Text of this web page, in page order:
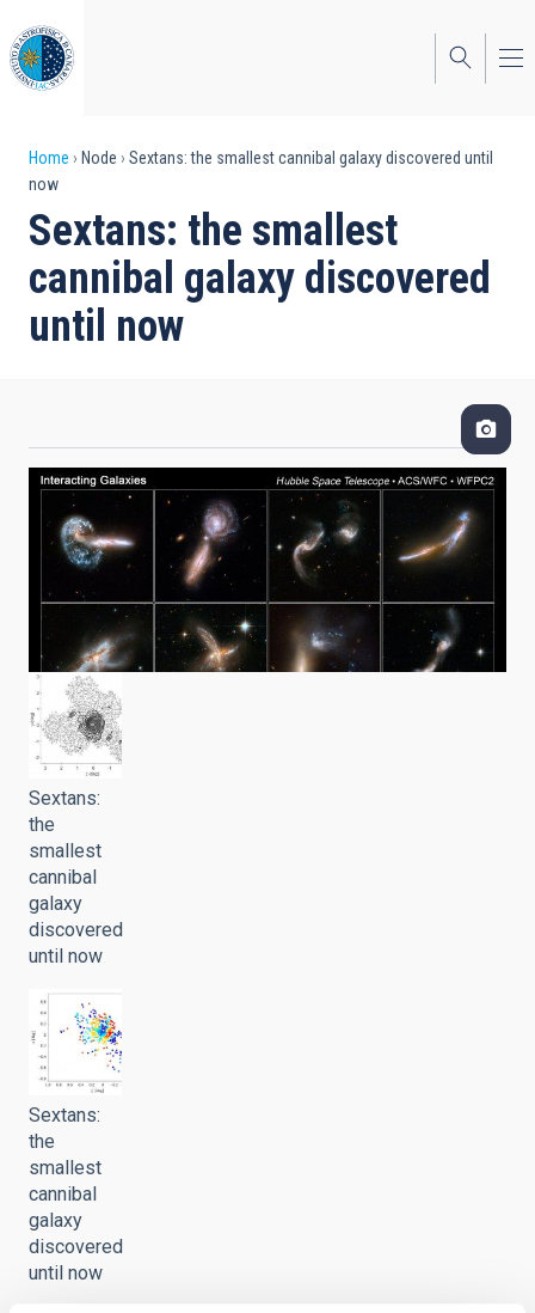
to
main
content
Breadcrumb
Home Node
Sextans: the smallest cannibal galaxy discovered until
now
Sextans: the smallest
cannibal galaxy discovered
until now
Sextans:
the
smallest
cannibal
galaxy
discovered
until now
Sextans:
the
smallest
cannibal
galaxy
discovered
until now